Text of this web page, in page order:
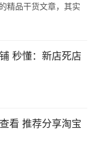
精品干货文章，其实
宝方面的问题。就是
对各位新手能够有一
秒懂：新店死店
看 推荐分享淘宝